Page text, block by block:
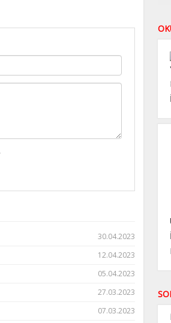
30.04.2023
12.04.2023
05.04.2023
27.03.2023
07.03.2023